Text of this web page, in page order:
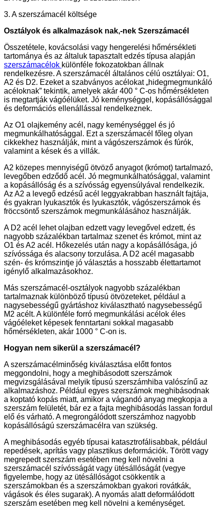
3. A szerszámacél költsége
Osztályok és alkalmazások nak,-nek Szerszámacél
Összetétele, kovácsolási vagy hengerelési hőmérsékleti
tartománya és az általuk tapasztalt edzés típusa alapján
szerszámacélok különféle fokozatokban állnak
rendelkezésre. A szerszámacél általános célú osztályai: O1,
A2 és D2. Ezeket a szabványos acélokat „hidegmegmunkáló
acéloknak” tekintik, amelyek akár 400 ° C-os hőmérsékleten
is megtartják vágóélüket. Jó keménységgel, kopásállósággal
és deformációs ellenállással rendelkeznek.
Az O1 olajkemény acél, nagy keménységgel és jó
megmunkálhatósággal. Ezt a szerszámacél főleg olyan
cikkekhez használják, mint a vágószerszámok és fúrók,
valamint a kések és a villák.
A2 közepes mennyiségű ötvöző anyagot (krómot) tartalmazó,
levegőben edződő acél. Jó megmunkálhatósággal, valamint
a kopásállóság és a szívósság egyensúlyával rendelkezik.
Az A2 a levegő edzésű acél leggyakrabban használt fajtája,
és gyakran lyukasztók és lyukasztók, vágószerszámok és
fröccsöntő szerszámok megmunkálásához használják.
A D2 acél lehet olajban edzett vagy levegővel edzett, és
nagyobb százalékban tartalmaz szenet és krómot, mint az
O1 és A2 acél. Hőkezelés után nagy a kopásállósága, jó
szívóssága és alacsony torzulása. A D2 acél magasabb
szén- és krómszintje jó választás a hosszabb élettartamot
igénylő alkalmazásokhoz.
Más szerszámacél-osztályok nagyobb százalékban
tartalmaznak különböző típusú ötvözeteket, például a
nagysebességű gyártáshoz kiválasztható nagysebességű
M2 acélt. A különféle forró megmunkálási acélok éles
vágóéleket képesek fenntartani sokkal magasabb
hőmérsékleten, akár 1000 ° C-on is.
Hogyan nem sikerül a szerszámacél?
A szerszámacélminőség kiválasztása előtt fontos
meggondolni, hogy a meghibásodott szerszámok
megvizsgálásával melyik típusú szerszámhiba valószínű az
alkalmazáshoz. Például egyes szerszámok meghibásodnak
a koptató kopás miatt, amikor a vágandó anyag megkopja a
szerszám felületét, bár ez a fajta meghibásodás lassan fordul
elő és várható. A megrongálódott szerszámhoz nagyobb
kopásállóságú szerszámacélra van szükség.
A meghibásodás egyéb típusai katasztrofálisabbak, például
repedések, aprítás vagy plasztikus deformációk. Törött vagy
megrepedt szerszám esetében meg kell növelni a
szerszámacél szívósságát vagy ütésállóságát (vegye
figyelembe, hogy az ütésállóságot csökkentik a
szerszámokban és a szerszámokban gyakori rovátkák,
vágások és éles sugarak). A nyomás alatt deformálódott
szerszám esetében meg kell növelni a keménységet.